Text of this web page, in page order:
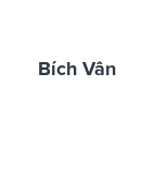
Bích Vân